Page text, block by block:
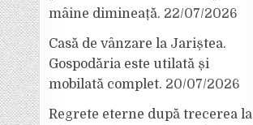
mâine dimineață. 22/07/2026
Casă de vânzare la Jariștea.
Gospodăria este utilată și
mobilată complet. 20/07/2026
Regrete eterne după trecerea la